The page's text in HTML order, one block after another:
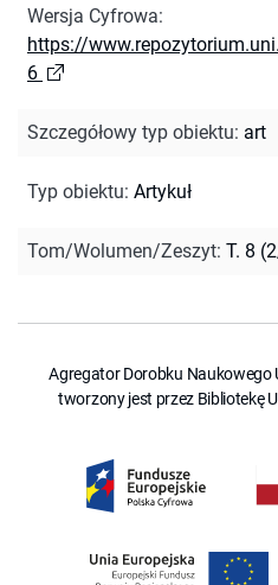
Wersja Cyfrowa:
https://
6
Szczegółowy typ obiektu: art
Typ obiektu: Artykuł
Tom/Wolumen/Zeszyt: T. 8
Agregator Dorobku Naukowego
tworzony jest przez Bibliotekę